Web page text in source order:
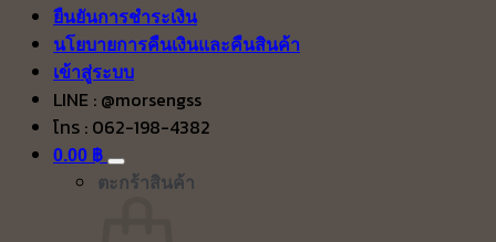
ยืนยันการชำระเงิน
นโยบายการคืนเงินและคืนสินค้า
เข้าสู่ระบบ
LINE : @morsengss
โทร : 062-198-4382
0.00 ฿
ตะกร้าสินค้า